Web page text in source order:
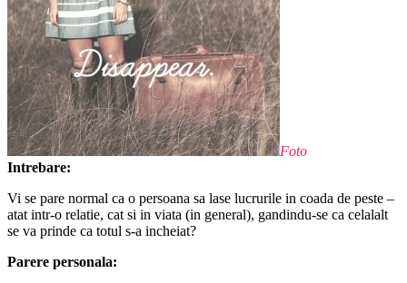
Foto
Intrebare:
Vi se pare normal ca o persoana sa lase lucrurile in coada de peste –
atat intr-o relatie, cat si in viata (in general), gandindu-se ca celalalt
se va prinde ca totul s-a incheiat?
Parere personala: